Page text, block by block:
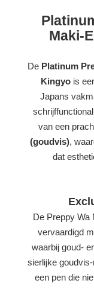
Maki-
De Platinum
Kingyo is
Japans
van een
(goudvis),
dat
De Preppy Wa
vervaardigd
waarbij goud-
sierlijke
een pen die